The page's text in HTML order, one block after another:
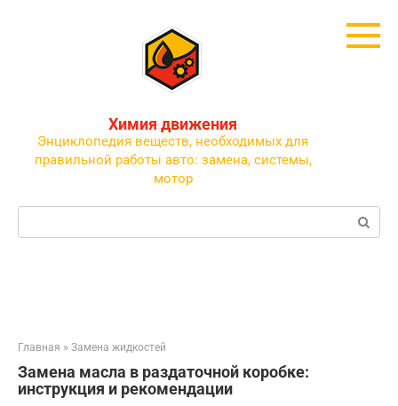
Химия движения
Энциклопедия веществ, необходимых для
правильной работы авто: замена, системы,
мотор
Поиск:
Главная » Замена жидкостей
Замена масла в раздаточной коробке:
инструкция и рекомендации